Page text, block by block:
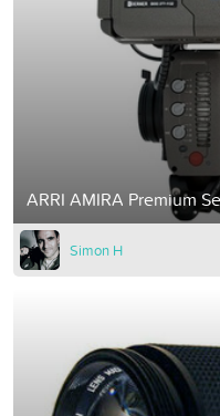
ARRI AMIRA Premium
Simon H